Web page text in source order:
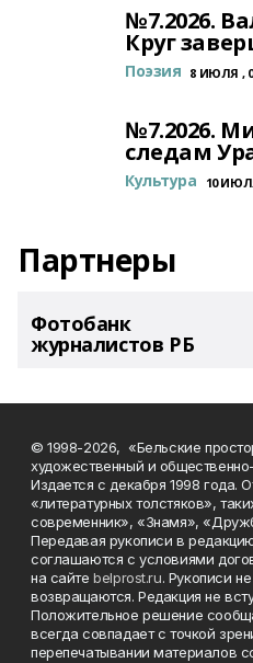
№7.2026.
Круг
Поэзия 8 ИЮЛЯ ,
№7.2026.
следам
Культура 10
Партнеры
Фотобанк
журналистов РБ
© 1998-2026, «Бельские
художественный и
Издается с декабря 1998 года.
«литературных толстяков»,
современник», «Знамя»,
Передавая рукописи в
соглашаются с условиями
на сайтеbelprost.ru. Рукописи
возвращаются. Редакция не
Положительное решение
всегда совпадает с точкой
перепечатывании материалов